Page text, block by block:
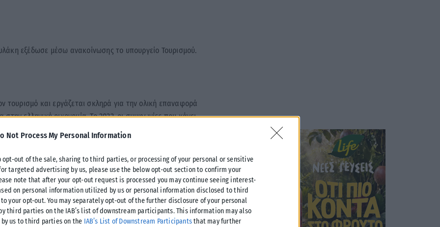
Not Process My Personal Information
opt-out of the sale, sharing to third parties, or processing of your personal or sensitive
targeted advertising by us, please use the below opt-out section to confirm your
note that after your opt-out request is processed you may continue seeing interest-
on personal information utilized by us or personal information disclosed to third
your opt-out. You may separately opt-out of the further disclosure of your personal
third parties on the IAB’s list of downstream participants. This information may also
us to third parties on the IAB’s List of Downstream Participantsthat may further
εξέδωσε μέσω ανακοίνωσης το υπουργείο Τουρισμού.
τουρισμό και εργάζεται σκληρά για την ολική επαναφορά
ελληνική οικονομία. Το 2022, οι συμφωνίες που κάνει
της παγκόσμιας τουριστικής αγοράς, φέρνουν
του τουριστικού προϊόντος, τη Βιωσιμότητα, την
του διαθέσιμου εισοδήματος των Ελλήνων και των
όλων όσοι απασχολούνται άμεσα ή έμμεσα με το